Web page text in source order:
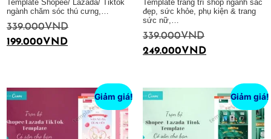
Template Shopee/ Lazada/ Tiktok
ngành chăm sóc thú cưng,…
339.000VND
199.000VND
Template trang trí shop ngành sắc
đẹp, sức khỏe, phụ kiện & trang
sức nữ,…
339.000VND
249.000VND
Giảm giá! Giảm giá!